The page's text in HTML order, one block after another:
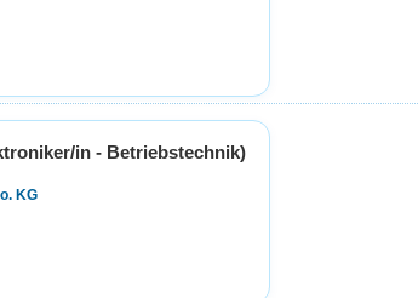
in - Betriebstechnik)
KG